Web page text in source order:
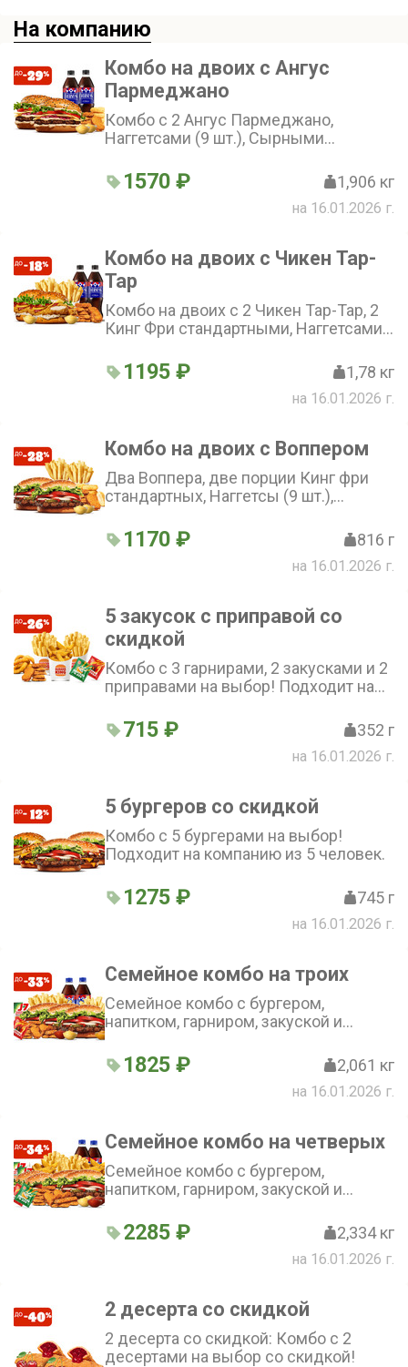
На компанию
Комбо на двоих с Ангус
Пармеджано
Комбо с 2 Ангус Пармеджано,
Наггетсами (9 шт.), Сырными
напитками на выбор.
1570 ₽ 1,906 кг
на 16.01.2026 г.
Комбо на двоих с Чикен Тар-
Тар
Комбо на двоих с 2 Чикен Тар-Тар, 2
Кинг Фри стандартными, Наггетсами
выбор.
1195 ₽ 1,78 кг
на 16.01.2026 г.
Комбо на двоих с Воппером
Два Воппера, две порции Кинг фри
стандартных, Наггетсы (9 шт.),
соуса на выбор.
1170 ₽ 816 г
на 16.01.2026 г.
5 закусок с приправой со
скидкой
Комбо с 3 гарнирами, 2 закусками и 2
приправами на выбор! Подходит на
715 ₽ 352 г
на 16.01.2026 г.
5 бургеров со скидкой
Комбо с 5 бургерами на выбор!
Подходит на компанию из 5 человек.
1275 ₽ 745 г
на 16.01.2026 г.
Семейное комбо на троих
Семейное комбо с бургером,
напитком, гарниром, закуской и
человек.
1825 ₽ 2,061 кг
на 16.01.2026 г.
Семейное комбо на четверых
Семейное комбо с бургером,
напитком, гарниром, закуской и
человек.
2285 ₽ 2,334 кг
на 16.01.2026 г.
2 десерта со скидкой
2 десерта со скидкой: Комбо с 2
десертами на выбор со скидкой!